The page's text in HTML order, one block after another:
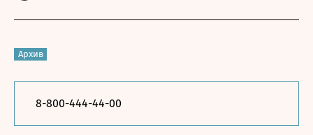
Архив
8-800-444-44-00